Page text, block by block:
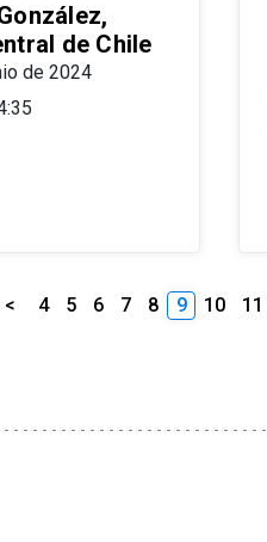
de Chile
de 2024
< 4 5 6 7 8 9 10 11